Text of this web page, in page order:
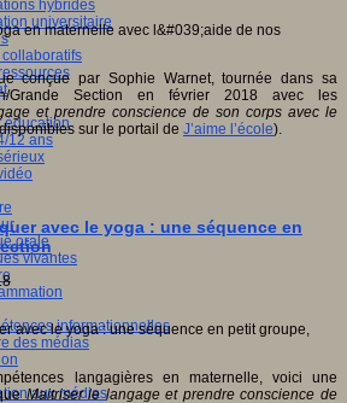
hybrides
universitaire
collaboratifs
éducation
12 ans
orale
vivantes
informationnelles
des médias
aux médias
conçue par Sophie Warnet, tournée dans sa
Grande Section en février 2018 avec les
et prendre conscience de son corps avec le
sur le portail de J’aime l’école).
avec le yoga : une séquence en
langagières en maternelle, voici une
Maitriser le langage et prendre conscience de